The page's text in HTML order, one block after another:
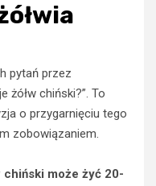
pytań przez
żółw chiński?”. To
o przygarnięciu tego
zobowiązaniem.
chiński może żyć 20-